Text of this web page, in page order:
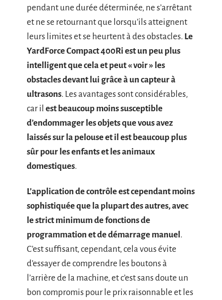
pendant une durée déterminée, ne s’arrêtant
et ne se retournant que lorsqu’ils atteignent
leurs limites et se heurtent à des obstacles. Le
YardForce Compact 400Ri est un peu plus
intelligent que cela et peut « voir » les
obstacles devant lui grâce à un capteur à
ultrasons. Les avantages sont considérables,
car il est beaucoup moins susceptible
d’endommager les objets que vous avez
laissés sur la pelouse et il est beaucoup plus
sûr pour les enfants et les animaux
domestiques.
L’application de contrôle est cependant moins
sophistiquée que la plupart des autres, avec
le strict minimum de fonctions de
programmation et de démarrage manuel.
C’est suffisant, cependant, cela vous évite
d’essayer de comprendre les boutons à
l’arrière de la machine, et c’est sans doute un
bon compromis pour le prix raisonnable et les